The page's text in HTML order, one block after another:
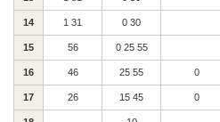
14 1 31 0 30
15 56 0 25 55
16 46 25 55 0
17 26 15 45 0